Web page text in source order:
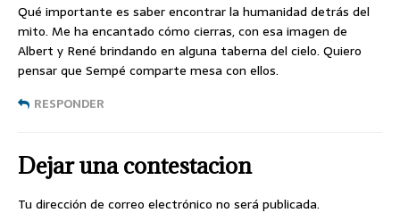
Qué importante es saber encontrar la humanidad detrás del
mito. Me ha encantado cómo cierras, con esa imagen de
Albert y René brindando en alguna taberna del cielo. Quiero
pensar que Sempé comparte mesa con ellos.
RESPONDER
Dejar una contestacion
Tu dirección de correo electrónico no será publicada.